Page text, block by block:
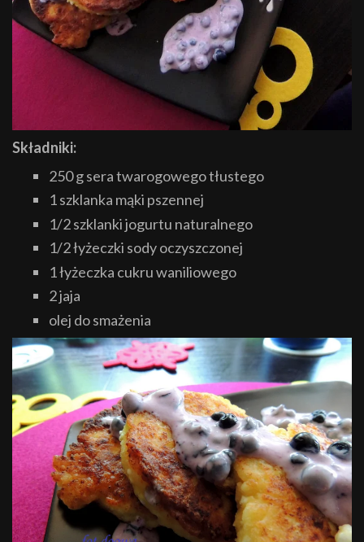
Składniki:
250 g sera twarogowego tłustego
1 szklanka mąki pszennej
1/2 szklanki jogurtu naturalnego
1/2 łyżeczki sody oczyszczonej
1 łyżeczka cukru waniliowego
2 jaja
olej do smażenia